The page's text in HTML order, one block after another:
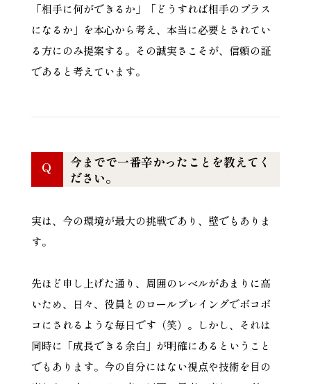
「相手に何ができるか」「どうすれば相手のプラス
になるか」を本心から考え、本当に必要とされてい
る方にのみ提案する。その誠実さこそが、信頼の証
であると考えています。
Q
今までで一番辛かったことを教えてく
ださい。
実は、今の環境が最大の挑戦であり、壁でもありま
す。
先ほど申し上げた通り、周囲のレベルがあまりに高
いため、日々、役員とのロールプレイングでボコボ
コにされるような毎日です（笑）。しかし、それは
同時に「成長できる余白」が明確にあるということ
でもあります。今の自分にはない視点や技術を目の